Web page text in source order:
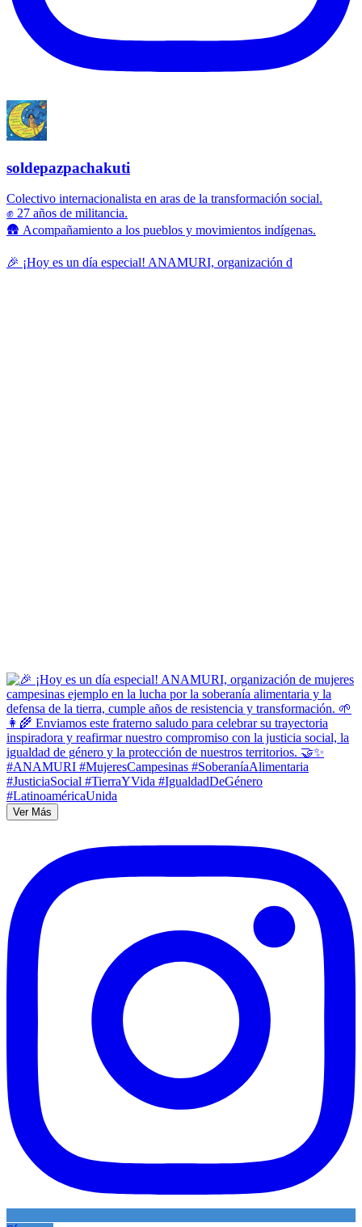
soldepazpachakuti
Colectivo internacionalista en aras de la transformación social.
✊ 27 años de militancia.
🛖 Acompañamiento a los pueblos y movimientos indígenas.
🎉 ¡Hoy es un día especial! ANAMURI, organización d
Ver Más